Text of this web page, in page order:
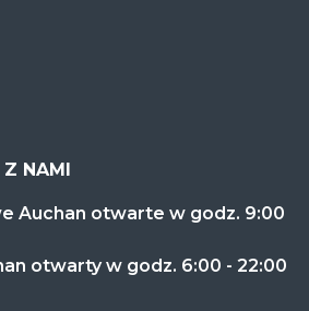
Z NAMI
Auchan otwarte w godz. 9:00
otwarty w godz. 6:00 - 22:00